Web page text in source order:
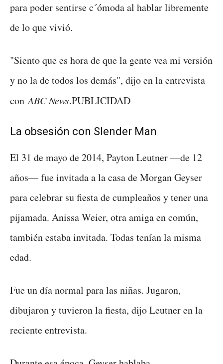
para poder sentirse c´ómoda al hablar libremente
de lo que vivió.
"Siento que es hora de que la gente vea mi versión
y no la de todos los demás", dijo en la entrevista
conABC News.PUBLICIDAD
La obsesión con Slender Man
El 31 de mayo de 2014, Payton Leutner —de 12
años— fue invitada a la casa de Morgan Geyser
para celebrar su fiesta de cumpleaños y tener una
pijamada. Anissa Weier, otra amiga en común,
también estaba invitada. Todas tenían la misma
edad.
Fue un día normal para las niñas. Jugaron,
dibujaron y tuvieron la fiesta, dijo Leutner en la
reciente entrevista.